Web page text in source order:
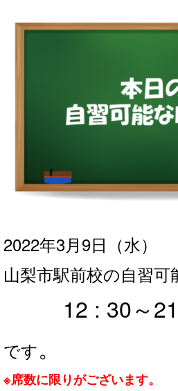
2022年3月9日 （水）
山梨市駅前校の自習可
12 : 30～
です。
※席数に限りがございます。